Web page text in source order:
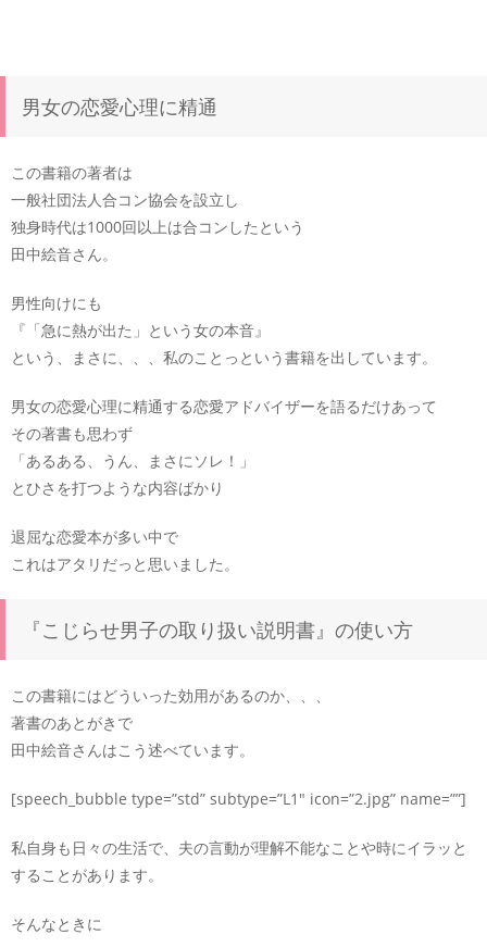
男女の恋愛心理に精通
この書籍の著者は
一般社団法人合コン協会を設立し
独身時代は1000回以上は合コンしたという
田中絵音さん。
男性向けにも
『「急に熱が出た」という女の本音』
という、まさに、、、私のことっという書籍を出しています。
男女の恋愛心理に精通する恋愛アドバイザーを語るだけあって
その著書も思わず
「あるある、うん、まさにソレ！」
とひさを打つような内容ばかり
退屈な恋愛本が多い中で
これはアタリだっと思いました。
『こじらせ男子の取り扱い説明書』の使い方
この書籍にはどういった効用があるのか、、、
著書のあとがきで
田中絵音さんはこう述べています。
[speech_bubble type=”std” subtype=”L1″ icon=”2.jpg” name=””]
私自身も日々の生活で、夫の言動が理解不能なことや時にイラッと
することがあります。
そんなときに